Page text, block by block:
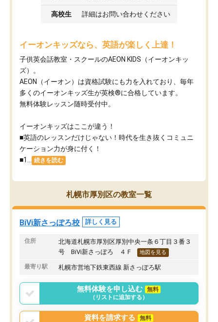
高校生 詳細はお問い合わせください
イーオンキッズなら、英語が楽しく上達！
子供英会話教室・スクールのAEON KIDS（イーオンキッ
ズ）。
AEON（イーオン）は資格試験にも力を入れており、毎年
多くのイーオンキッズ生が英検®に合格しています。
無料体験レッスン随時受付中。
イーオンキッズはここが違う！
■英語のレッスンだけじゃない！時代を生き抜くコミュニ
ケーション力が身に付く！
■1...
続きを読む
札幌市厚別区の教室一覧
BiVi新さっぽろ校 詳しく見る
住所
北海道札幌市厚別区厚別中央一条６丁目３番３
号 BiVi新さっぽろ ４Ｆ
地図を見る
最寄り駅 札幌市営地下鉄東西線 新さっぽろ駅
無料体験を申し込む
無料
（リストに追加する）
資料を請求する
無料